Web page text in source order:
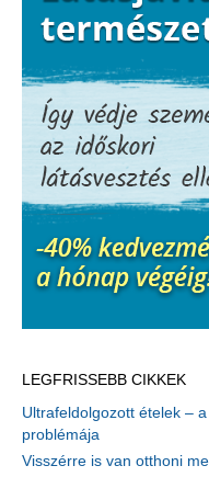
LEGFRISSEBB CIKKEK
Ultrafeldolgozott ételek –
problémája
Visszérre is van otthoni